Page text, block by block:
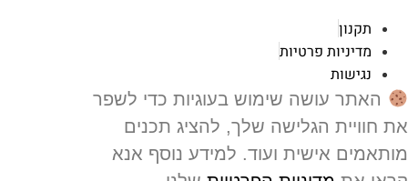
תקנון
מדיניות פרטיות
נגישות
האתר עושה שימוש בעוגיות כדי לשפר
חוויית הגלישה שלך, להציג תכנים
אישית ועוד. למידע נוסף אנא